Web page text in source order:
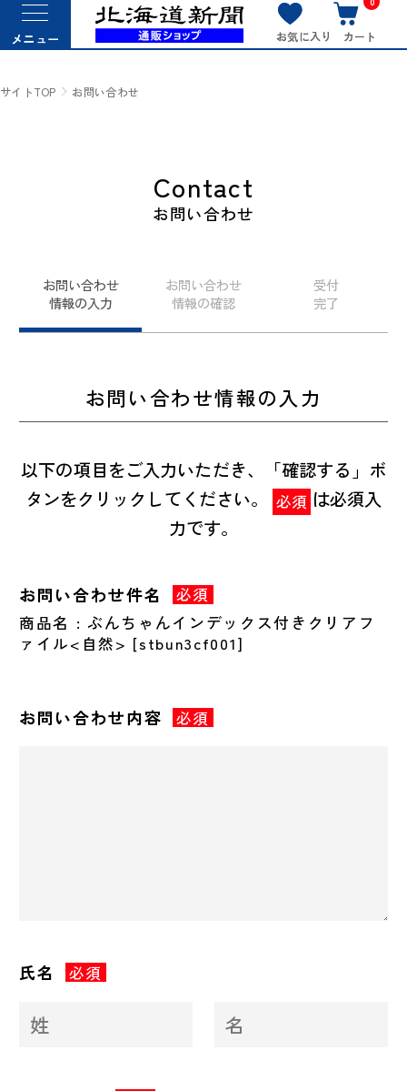
メニュー お気に入り カート
サイトTOP お問い合わせ
Contact
お問い合わせ
お問い合わせ
情報の入力
お問い合わせ
情報の確認
受付
完了
お問い合わせ情報の入力
以下の項目をご入力いただき、「確認する」ボ
タンをクリックしてください。
必須 は必須入
力です。
お問い合わせ件名
必須
商品名 : ぶんちゃんインデックス付きクリアフ
ァイル<自然> [stbun3cf001]
お問い合わせ内容 必須
氏名 必須